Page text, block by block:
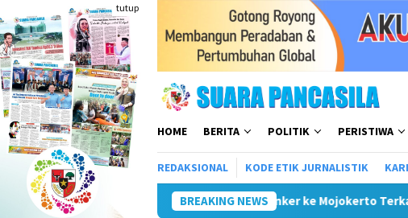
ke
konten
tutup
HOME BERITA POLITIK PERISTIWA
REDAKSIONAL KODE ETIK JURNALISTIK
BREAKING NEWS
Wali Kota Kunker ke Mojokerto Terkait Penyelenggaraan